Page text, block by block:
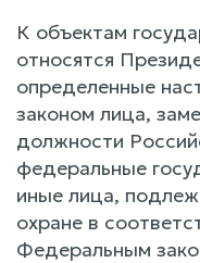
К объектам
относятся
определенные
законом лица,
должности
федеральные
иные лица,
охране в
Федеральным